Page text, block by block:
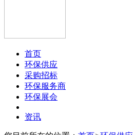
首页
环保供应
采购招标
环保服务商
环保展会
资讯